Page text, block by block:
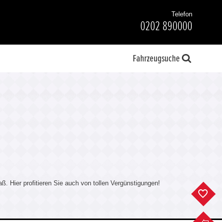
Telefon
0202 890000
Fahrzeugsuche
Hier profitieren Sie auch von tollen Vergünstigungen!